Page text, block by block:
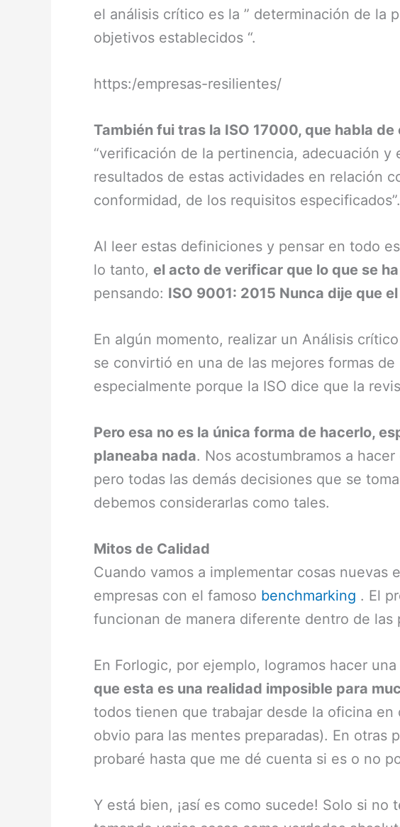
el análisis crítico es la ” determinación de la
objetivos establecidos “.
https:/empresas-resilientes/
También fui tras la ISO 17000, que habla
“verificación de la pertinencia, adecuación
resultados de estas actividades en relación
conformidad, de los requisitos especificados”.
Al leer estas definiciones y pensar en todo
lo tanto, el acto de verificar que lo que se
pensando: ISO 9001: 2015 Nunca dije que
En algún momento, realizar un Análisis
se convirtió en una de las mejores formas
especialmente porque la ISO dice que la
Pero esa no es la única forma de hacerlo,
planeaba nada. Nos acostumbramos a
pero todas las demás decisiones que se
debemos considerarlas como tales.
Mitos de Calidad
Cuando vamos a implementar cosas nuevas
empresas con el famoso benchmarking . El
funcionan de manera diferente dentro de
En Forlogic, por ejemplo, logramos hacer
que esta es una realidad imposible para
todos tienen que trabajar desde la oficina
obvio para las mentes preparadas). En otras
probaré hasta que me dé cuenta si es o no
Y está bien, ¡así es como sucede! Solo si